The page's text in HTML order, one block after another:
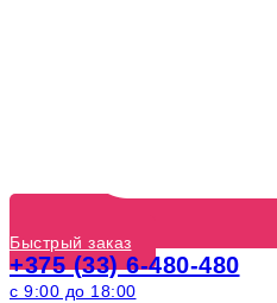
Быстрый заказ
+375 (33) 6-480-480
с 9:00 до 18:00